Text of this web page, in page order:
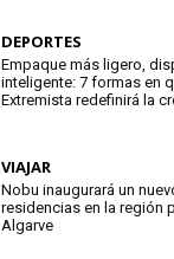
DEPORTES
Empaque más ligero,
inteligente: 7 formas en
Extremista redefinirá la
VIAJAR
Nobu inaugurará un
residencias en la región
Algarve